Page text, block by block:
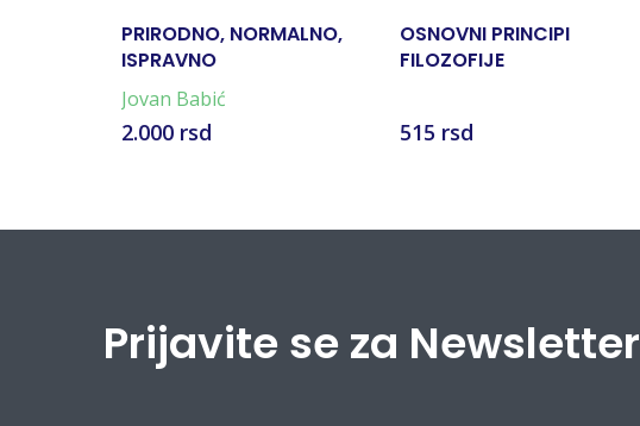
PRIRODNO, NORMALNO,
ISPRAVNO
Jovan Babić
2.000 rsd
OSNOVNI PRINCIPI
FILOZOFIJE
515 rsd
Prijavite se za Newsletter